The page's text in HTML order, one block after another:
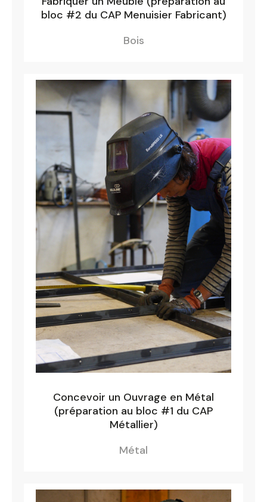
bloc #2 du CAP Menuisier Fabricant)
Bois
Concevoir un Ouvrage en Métal
(préparation au bloc #1 du CAP
Métallier)
Métal